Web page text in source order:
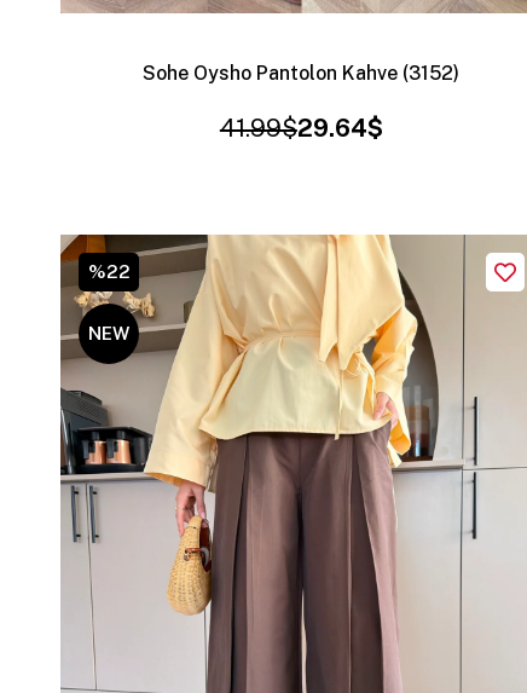
Sohe Oysho Pantolon Kahve (3152)
29.64$
41.99$
%22
NEW
ITEM